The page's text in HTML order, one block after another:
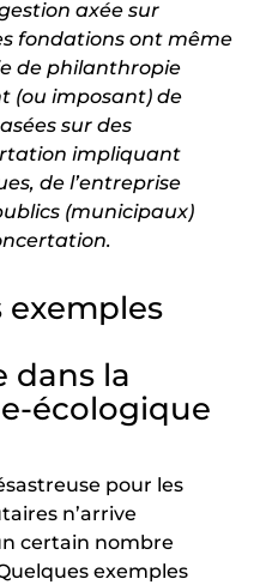
axée sur
fondations ont même
de philanthropie
(ou imposant) de
sur des
impliquant
de l’entreprise
(municipaux)
exemples
dans la
écologique
pour les
n’arrive
certain nombre
exemples